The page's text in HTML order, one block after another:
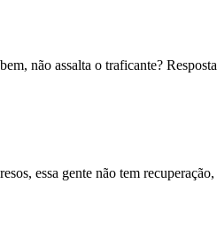
não assalta o traficante?
essa gente não tem